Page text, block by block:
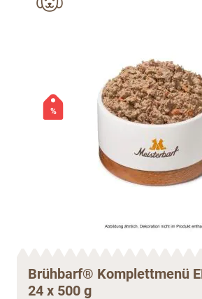
%
Brühbarf® Komplettmenü
24 x 500 g